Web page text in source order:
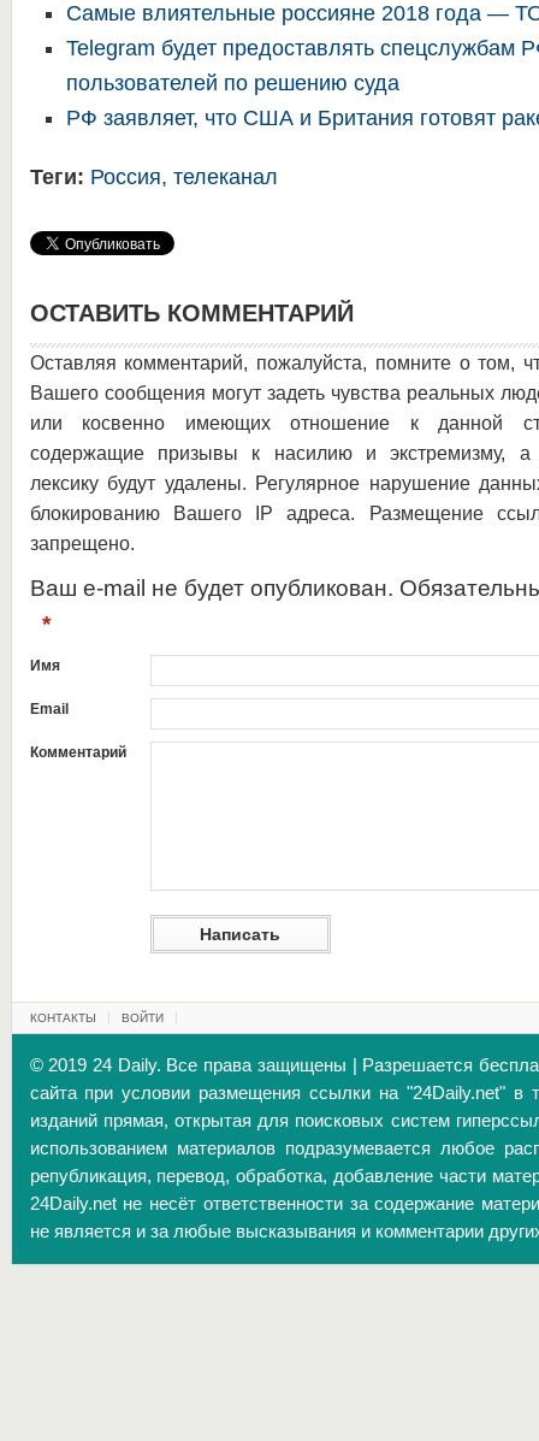
Самые влиятельные россияне 2018 года —
Telegram будет предоставлять спецслужбам
пользователей по решению суда
РФ заявляет, что США и Британия готовят
Теги: Россия, телеканал
ОСТАВИТЬ КОММЕНТАРИЙ
Оставляя комментарий, пожалуйста, помните о том,
Вашего сообщения могут задеть чувства реальных
или косвенно имеющих отношение к данной
содержащие призывы к насилию и экстремизму, а
лексику будут удалены. Регулярное нарушение
блокированию Вашего IP адреса. Размещение
запрещено.
Ваш e-mail не будет опубликован.
*
Имя
Email
Комментарий
КОНТАКТЫ ВОЙТИ
© 2019 24 Daily. Все права защищены | Разрешается
сайта при условии размещения ссылки на "24Daily.net" в
изданий прямая, открытая для поисковых систем
использованием материалов подразумевается любое
републикация, перевод, обработка, добавление части
24Daily.net не несёт ответственности за содержание
не является и за любые высказывания и комментарии